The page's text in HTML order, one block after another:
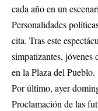
cada año en un
Personalidades
cita. Tras este
simpatizantes,
en la Plaza del Pueblo.
Por último, ayer
Proclamación de las